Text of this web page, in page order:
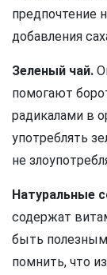
предпочтение
добавления
Зеленый чай.
помогают
радикалами в
употреблять
не
Натуральные
содержат
быть
помнить, что